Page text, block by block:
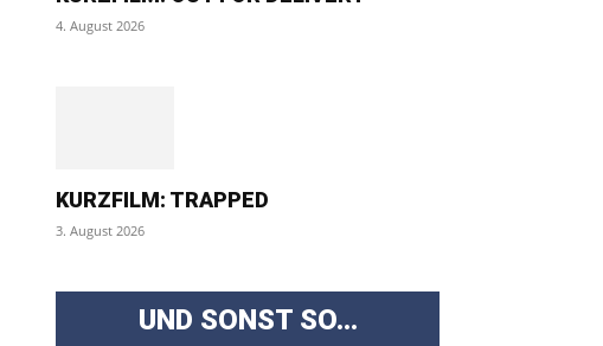
4. August 2026
KURZFILM: TRAPPED
3. August 2026
UND SONST SO...